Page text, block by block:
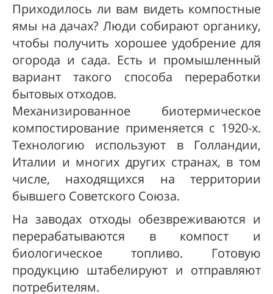
Приходилось ли вам видеть компостные
ямы на дачах? Люди собирают органику,
чтобы получить хорошее удобрение для
огорода и сада. Есть и промышленный
вариант такого способа переработки
бытовых отходов.
Механизированное биотермическое
компостирование применяется с 1920-х.
Технологию используют в Голландии,
Италии и многих других странах, в том
числе, находящихся на территории
бывшего Советского Союза.
На заводах отходы обезвреживаются и
перерабатываются в компост и
биологическое топливо. Готовую
продукцию штабелируют и отправляют
потребителям.